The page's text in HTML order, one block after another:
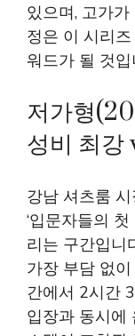
있으며, 고가
정은 이 시리
워드가 될 것입
저가형
성비 최강
강남 셔츠룸
‘입문자들의 첫
리는 구간입니
가장 부담 없
간에서 2시간
입장과 동시에